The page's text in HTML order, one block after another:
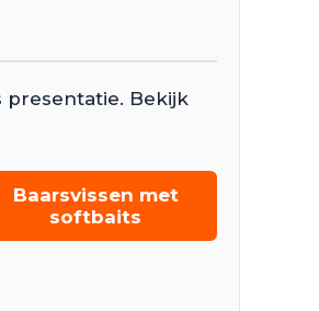
presentatie. Bekijk
Baarsvissen met
softbaits